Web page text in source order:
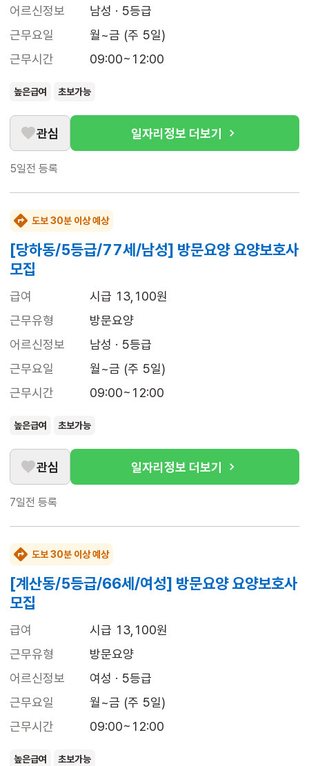
어르신정보
남성 · 5등급
근무요일
월~금 (주 5일)
근무시간
09:00~12:00
높은급여 초보가능
관심 일자리정보 더보기
5일전 등록
도보 30분 이상 예상
[당하동/5등급/77세/남성] 방문요양 요양보호사
모집
급여
시급 13,100원
근무유형
방문요양
어르신정보
남성 · 5등급
근무요일
월~금 (주 5일)
근무시간
09:00~12:00
높은급여 초보가능
관심 일자리정보 더보기
7일전 등록
도보 30분 이상 예상
[계산동/5등급/66세/여성] 방문요양 요양보호사
모집
급여
시급 13,100원
근무유형
방문요양
어르신정보
여성 · 5등급
근무요일
월~금 (주 5일)
근무시간
09:00~12:00
높은급여 초보가능